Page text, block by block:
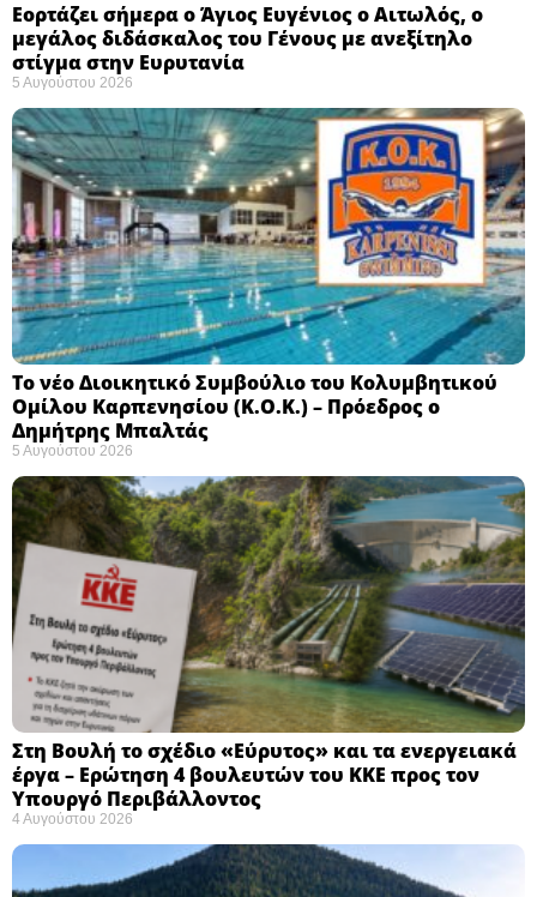
Εορτάζει σήμερα ο Άγιος Ευγένιος ο Αιτωλός, ο
μεγάλος διδάσκαλος του Γένους με ανεξίτηλο
στίγμα στην Ευρυτανία
5 Αυγούστου 2026
Το νέο Διοικητικό Συμβούλιο του Κολυμβητικού
Ομίλου Καρπενησίου (Κ.Ο.Κ.) – Πρόεδρος ο
Δημήτρης Μπαλτάς
5 Αυγούστου 2026
Στη Βουλή το σχέδιο «Εύρυτος» και τα ενεργειακά
έργα – Ερώτηση 4 βουλευτών του ΚΚΕ προς τον
Υπουργό Περιβάλλοντος
4 Αυγούστου 2026